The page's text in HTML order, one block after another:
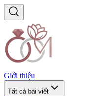
Giới thiệu
Tất cả bài viết